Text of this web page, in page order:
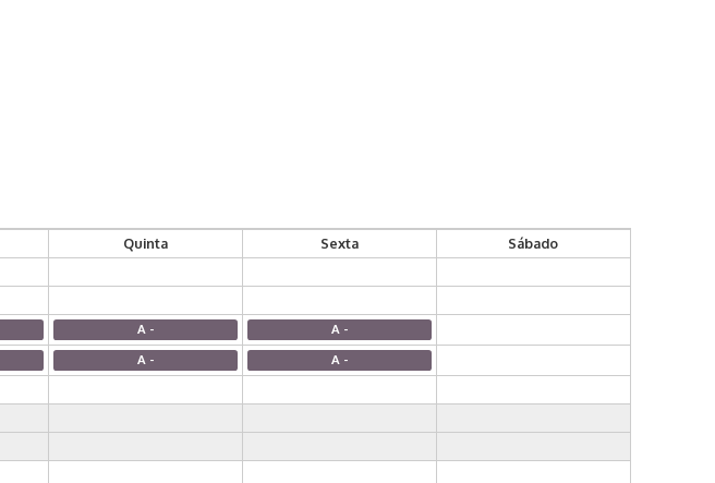
Quinta Sexta
Sábado
A - A -
A - A -